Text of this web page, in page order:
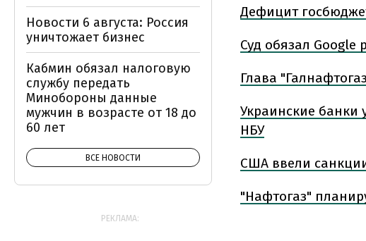
Дефицит
Суд обязал Google
Глава
Украинские банки
НБУ
США ввели
"Нафтогаз"
Новости 6 августа: Россия
уничтожает бизнес
Кабмин обязал налоговую
службу передать
Минобороны данные
мужчин в возрасте от 18 до
60 лет
ВСЕ НОВОСТИ
РЕКЛАМА: